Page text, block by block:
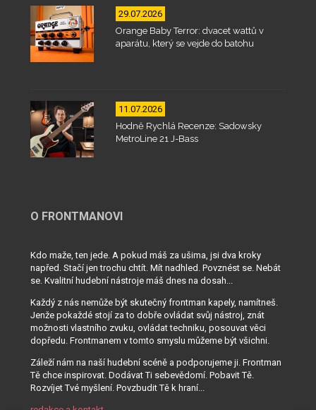
29.07.2026
Orange Baby Terror: dvacet wattů v
aparátu, který se vejde do batohu
11.07.2026
Hodně Rychlá Recenze: Sadowsky
MetroLine 21 J-Bass
O FRONTMANOVI
Kdo maže, ten jede. A pokud máš za ušima, jsi dva kroky
napřed. Stačí jen trochu chtít. Mít nadhled. Povznést se. Nebát
se. Kvalitní hudební nástroje máš dnes na dosah...
Každý z nás nemůže být skutečný frontman kapely, namítneš.
Jenže pokaždé stojí za to dobře ovládat svůj nástroj, znát
možnosti vlastního zvuku, ovládat techniku, posouvat věci
dopředu. Frontmanem v tomto smyslu můžeme být všichni.
Záleží nám na naší hudební scéně a podporujeme ji. Frontman
Tě chce inspirovat. Dodávat Ti sebevědomí. Pobavit Tě.
Rozvíjet Tvé myšlení. Povzbudit Tě k hraní...